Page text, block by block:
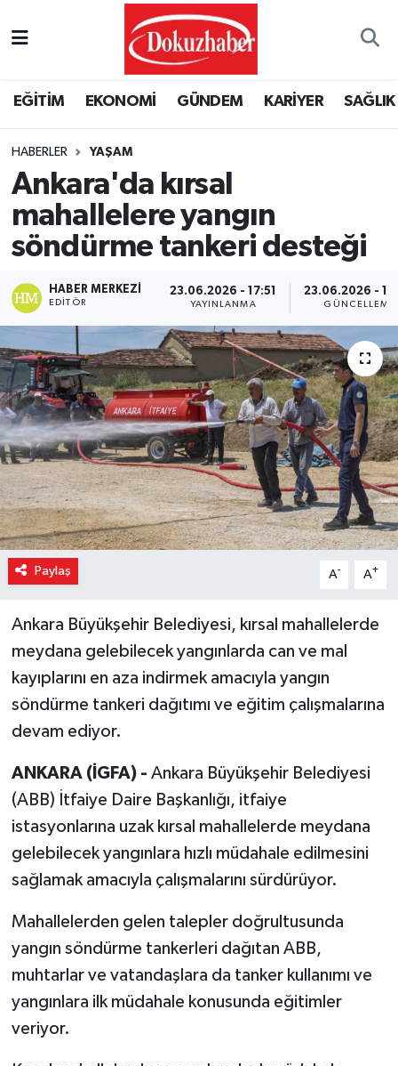
EĞİTİM EKONOMİ GÜNDEM KARİYER SAĞLIK
HABERLER YAŞAM
Ankara'da kırsal
mahallelere yangın
söndürme tankeri desteği
HABER MERKEZI
EDITÖR
23.06.2026 - 17:51
YAYINLANMA
23.06.2026 -
GÜNCELLEME
Paylaş A- A+
Ankara Büyükşehir Belediyesi, kırsal mahallelerde
meydana gelebilecek yangınlarda can ve mal
kayıplarını en aza indirmek amacıyla yangın
söndürme tankeri dağıtımı ve eğitim çalışmalarına
devam ediyor.
ANKARA (İGFA) - Ankara Büyükşehir Belediyesi
(ABB) İtfaiye Daire Başkanlığı, itfaiye
istasyonlarına uzak kırsal mahallelerde meydana
gelebilecek yangınlara hızlı müdahale edilmesini
sağlamak amacıyla çalışmalarını sürdürüyor.
Mahallelerden gelen talepler doğrultusunda
yangın söndürme tankerleri dağıtan ABB,
muhtarlar ve vatandaşlara da tanker kullanımı ve
yangınlara ilk müdahale konusunda eğitimler
veriyor.
Puan Durumu ve Fikstür
Tüm Manşetler
Son Dakika Haberleri
Haber Arşivi